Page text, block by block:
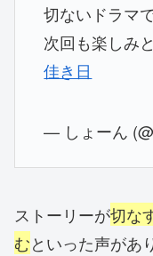
切ないドラマで
次回も楽しみ
佳き日
— しょーん
ストーリーが切な
むといった声があ